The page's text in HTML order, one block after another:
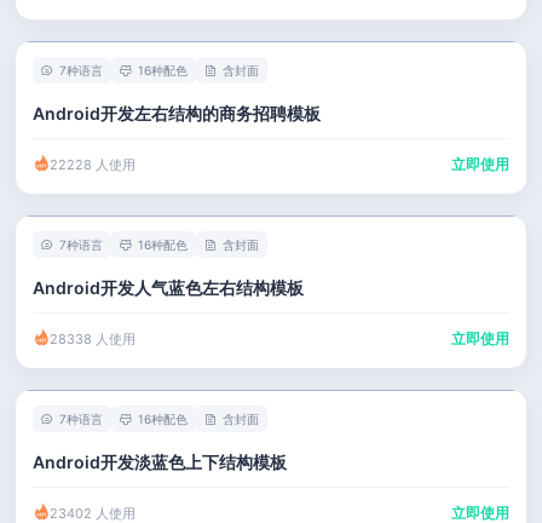
7种语言 16种配色 含封面
Android开发左右结构的商务招聘模板
22228 人使用 立即使用
7种语言 16种配色 含封面
Android开发人气蓝色左右结构模板
28338 人使用 立即使用
7种语言 16种配色 含封面
Android开发淡蓝色上下结构模板
23402 人使用 立即使用